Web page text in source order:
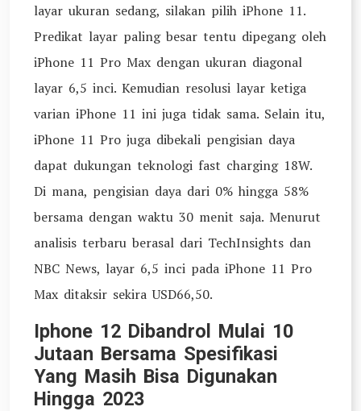
layar ukuran sedang, silakan pilih iPhone 11.
Predikat layar paling besar tentu dipegang oleh
iPhone 11 Pro Max dengan ukuran diagonal
layar 6,5 inci. Kemudian resolusi layar ketiga
varian iPhone 11 ini juga tidak sama. Selain itu,
iPhone 11 Pro juga dibekali pengisian daya
dapat dukungan teknologi fast charging 18W.
Di mana, pengisian daya dari 0% hingga 58%
bersama dengan waktu 30 menit saja. Menurut
analisis terbaru berasal dari TechInsights dan
NBC News, layar 6,5 inci pada iPhone 11 Pro
Max ditaksir sekira USD66,50.
Iphone 12 Dibandrol Mulai 10
Jutaan Bersama Spesifikasi
Yang Masih Bisa Digunakan
Hingga 2023